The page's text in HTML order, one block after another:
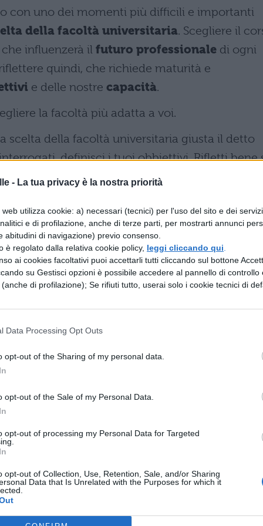
- La tua privacy è la nostra priorità
utilizza cookie: a) necessari (tecnici) per l'uso del sito e dei
e di profilazione, anche di terze parti, per mostrarti annunci
abitudini di navigazione) previo consenso.
è regolato dalla relativa cookie policy, leggi cliccando qui
ai cookies facoltativi puoi accettarli tutti cliccando sul bottone
su Gestisci opzioni è possibile accedere al pannello di controllo
di profilazione); Se rifiuti tutto, userai solo i cookie tecnici di
Data Processing Opt Outs
opt-out of the Sharing of my personal data.
opt-out of the Sale of my Personal Data.
opt-out of processing my Personal Data for Targeted
opt-out of Collection, Use, Retention, Sale, and/or Sharing
Data that Is Unrelated with the Purposes for which it
con uno dei momenti più difficili e importanti
della facoltà universitaria. Scegliere il
influenzerà il futuro professionale di ogni
quindi, che richiede maturità e
e delle nostre capacità.
la facoltà più adatta a voi.
scelta della facoltà universitaria giusta il detto
definisci i tuoi obbiettivi. Rifletti bene
da grande. Confronta le tue attitudini e le tue
che hai a disposizione.
scelta della facoltà universitaria i tuoi
consigliarti, na non devono assolutamente
per te un futuro da medico, ma tu detesti gli
è la scelta giusta. Vuoi seguire le orme del
sei portato all’economia tanto quanto lui?
principare per te nei prossimi giorni.
le materie d’esame sono nelle tue corde,
varie università, sfrutta il servizio
atenei. Una scelta informata è sempre una
"non lo sapevo".
d’accesso al mondo del lavoro. Valuta sbocchi
di lavoro che un corso di laurea ti offre